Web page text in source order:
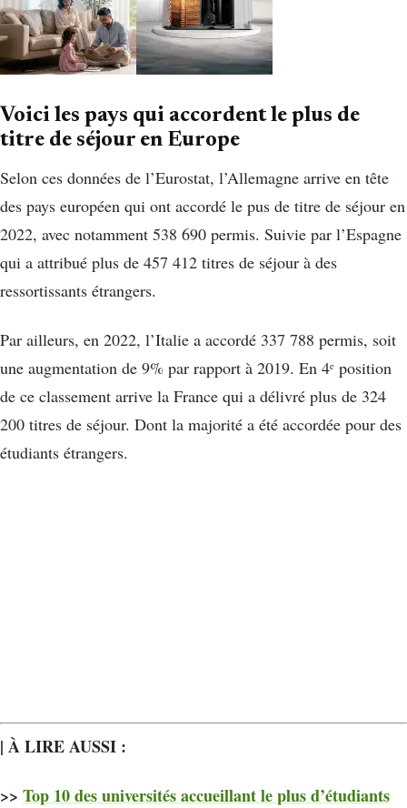
Voici les pays qui accordent le plus de
titre de séjour en Europe
Selon ces données de l’Eurostat, l’Allemagne arrive en tête
des pays européen qui ont accordé le pus de titre de séjour en
2022, avec notamment 538 690 permis. Suivie par l’Espagne
qui a attribué plus de 457 412 titres de séjour à des
ressortissants étrangers.
Par ailleurs, en 2022, l’Italie a accordé 337 788 permis, soit
une augmentation de 9% par rapport à 2019. En 4ᵉ position
de ce classement arrive la France qui a délivré plus de 324
200 titres de séjour. Dont la majorité a été accordée pour des
étudiants étrangers.
| À LIRE AUSSI :
>> Top 10 des universités accueillant le plus d’étudiants